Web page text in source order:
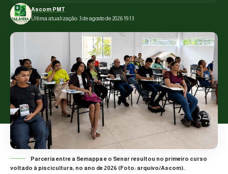
Última atualização: 3 de agosto de 2026 19:13
Ascom PMT
Parceria entre a Semappa e o Senar resultou no primeiro curso
voltado à piscicultura, no ano de 2026 (Foto: arquivo/Ascom).